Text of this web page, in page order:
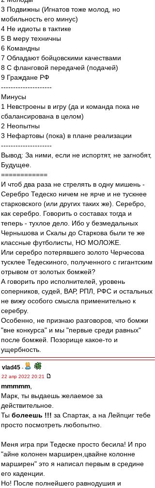
3 Подвижны (Игнатов тоже молод, но
мобильность его минус)
4 Не идиоты в тактике
5 В меру техничны
6 Командны
7 Обладают бойцовскими качествами
8 С фланговой передачей (подачей)
9 Граждане РФ
---------------------
Минусы
1 Невстроены в игру (да и команда пока не
сбалансирована в целом)
2 Неопытны
3 Нефартовы (пока) в плане реализации
---------------------
Вывод: За ними, если не испортят, не загнобят,
Будущее.
============
И чтоб два раза не стрелять в одну мишень -
Серебро Тедеско ничем не ярче и не тускнее
старковского (или других таких же). Серебро,
как серебро. Говорить о составах тогда и
теперь - тухлое дело. Ибо у безмедальных
Чернышова и Скалы до Старкова были те же
классные футболисты, НО МОЛОЖЕ.
Или серебро потерявшего золото Черчесова
тусклее Тедескиного, полученного с гигантским
отрывом от золотых бомжей?
А говорить про исполнителей, уровень
соперников, судей, ВАР, РПЛ, РФС и остальных
не вижу особого смысла применительно к
серебру.
Особенно, не признаю разговоров, что бомжи
"вне конкурса" и мы "первые среди равных"
после бомжей. Позорище какое-то и
ущербность.
vlad45 -
22 апр 2022 20:21
mmmmm
Марк, ты выдаешь желаемое за
действительное.
Ты болеешь !!! за Спартак, а на Лейпциг тебе
просто посмотреть любопытно.
Меня игра при Тедеске просто бесила! И про
"айне колонен марширен,цвайне колонне
марширен" это я написал первым в средине
его каденции.
Но! После полнейшего равнодушия и